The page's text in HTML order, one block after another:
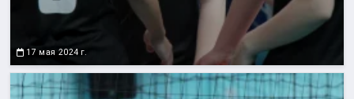
17 мая 2024 г.